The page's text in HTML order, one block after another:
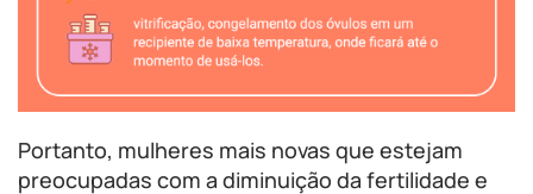
Portanto, mulheres mais novas que estejam
preocupadas com a diminuição da fertilidade e